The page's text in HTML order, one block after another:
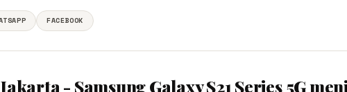
FACEBOOK
- Samsung Galaxy S21 Series 5G